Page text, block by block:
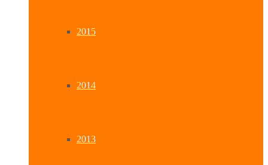
2015
2014
2013